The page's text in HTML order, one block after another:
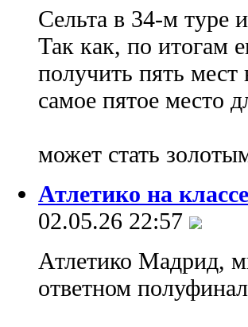
Сельта в 34-м туре
Так как, по итогам
получить пять
самое пятое место
может стать
Атлетико на
02.05.26 22:57
Атлетико Мадрид,
ответном